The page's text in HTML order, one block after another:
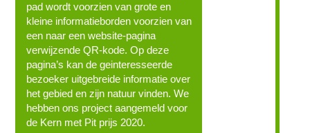
pad wordt voorzien van grote en
kleine informatieborden voorzien van
een naar een website-pagina
verwijzende QR-kode. Op deze
pagina’s kan de geinteresseerde
bezoeker uitgebreide informatie over
het gebied en zijn natuur vinden. We
hebben ons project aangemeld voor
de Kern met Pit prijs 2020.